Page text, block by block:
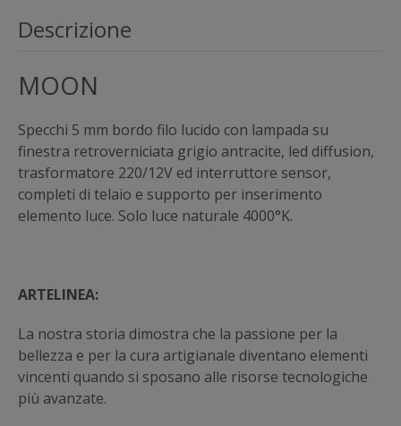
Descrizione
MOON
Specchi 5 mm bordo filo lucido con lampada su
finestra retroverniciata grigio antracite, led diffusion,
trasformatore 220/12V ed interruttore sensor,
completi di telaio e supporto per inserimento
elemento luce. Solo luce naturale 4000°K.
ARTELINEA:
La nostra storia dimostra che la passione per la
bellezza e per la cura artigianale diventano elementi
vincenti quando si sposano alle risorse tecnologiche
più avanzate.